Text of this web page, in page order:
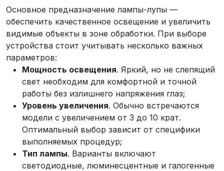
Основное предназначение лампы-лупы —
обеспечить качественное освещение и увеличить
видимые объекты в зоне обработки. При выборе
устройства стоит учитывать несколько важных
параметров:
Мощность освещения. Яркий, но не слепящий
свет необходим для комфортной и точной
работы без излишнего напряжения глаз;
Уровень увеличения. Обычно встречаются
модели с увеличением от 3 до 10 крат.
Оптимальный выбор зависит от специфики
выполняемых процедур;
Тип лампы. Варианты включают
светодиодные, люминесцентные и галогенные